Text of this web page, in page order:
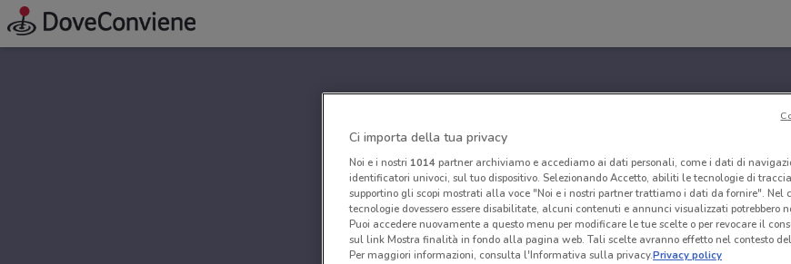
Ci importa della tua privacy
Noi e i nostri 1014partner archiviamo e accediamo ai dati personali, come i dati di
identificatori univoci, sul tuo dispositivo. Selezionando Accetto, abiliti le tecnologie di
supportino gli scopi mostrati alla voce "Noi e i nostri partner trattiamo i dati da fornire". Nel
tecnologie dovessero essere disabilitate, alcuni contenuti e annunci visualizzati potrebbero
Puoi accedere nuovamente a questo menu per modificare le tue scelte o per revocare il
sul link Mostra finalità in fondo alla pagina web. Tali scelte avranno effetto nel contesto
Per maggiori informazioni, consulta l'Informativa sulla privacy.Privacy policy